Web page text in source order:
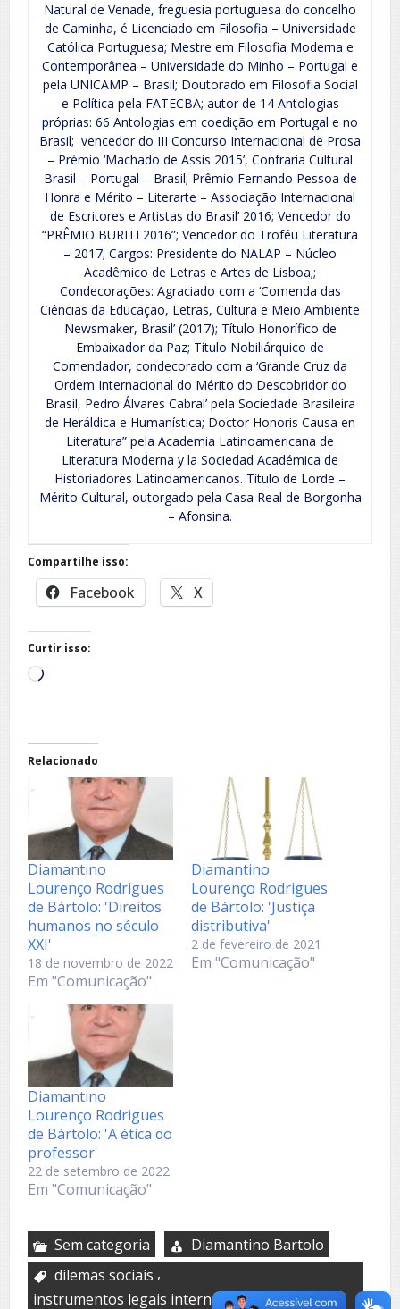
Natural de Venade, freguesia portuguesa do concelho
de Caminha, é Licenciado em Filosofia – Universidade
Católica Portuguesa; Mestre em Filosofia Moderna e
Contemporânea – Universidade do Minho – Portugal e
pela UNICAMP – Brasil; Doutorado em Filosofia Social
e Política pela FATECBA; autor de 14 Antologias
próprias: 66 Antologias em coedição em Portugal e no
Brasil; vencedor do III Concurso Internacional de Prosa
– Prémio ‘Machado de Assis 2015’, Confraria Cultural
Brasil – Portugal – Brasil; Prêmio Fernando Pessoa de
Honra e Mérito – Literarte – Associação Internacional
de Escritores e Artistas do Brasil’ 2016; Vencedor do
“PRÊMIO BURITI 2016”; Vencedor do Troféu Literatura
– 2017; Cargos: Presidente do NALAP – Núcleo
Acadêmico de Letras e Artes de Lisboa;;
Condecorações: Agraciado com a ‘Comenda das
Ciências da Educação, Letras, Cultura e Meio Ambiente
Newsmaker, Brasil’ (2017); Título Honorífico de
Embaixador da Paz; Título Nobiliárquico de
Comendador, condecorado com a ‘Grande Cruz da
Ordem Internacional do Mérito do Descobridor do
Brasil, Pedro Álvares Cabral’ pela Sociedade Brasileira
de Heráldica e Humanística; Doctor Honoris Causa en
Literatura” pela Academia Latinoamericana de
Literatura Moderna y la Sociedad Académica de
Historiadores Latinoamericanos. Título de Lorde –
Mérito Cultural, outorgado pela Casa Real de Borgonha
– Afonsina.
Compartilhe isso:
Facebook X
Curtir isso:
Carregando...
Relacionado
Diamantino
Lourenço Rodrigues
de Bártolo: 'Direitos
humanos no século
XXI'
18 de novembro de 2022
Em "Comunicação"
Diamantino
Lourenço Rodrigues
de Bártolo: 'Justiça
distributiva'
2 de fevereiro de 2021
Em "Comunicação"
Diamantino
Lourenço Rodrigues
de Bártolo: 'A ética do
professor'
22 de setembro de 2022
Em "Comunicação"
Sem categoria
Diamantino Bartolo
dilemas sociais ,
instrumentos legais internacionais,